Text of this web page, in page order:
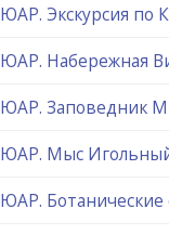
ЮАР. Экскурсия по
ЮАР. Набережная
ЮАР. Заповедник
ЮАР. Мыс
ЮАР.